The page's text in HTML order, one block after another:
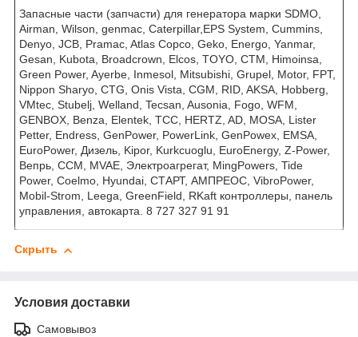
Запасные части (запчасти) для генератора марки SDMO,
Airman, Wilson, genmac, Caterpillar,EPS System, Cummins,
Denyo, JCB, Pramac, Atlas Copco, Geko, Energo, Yanmar,
Gesan, Kubota, Broadcrown, Elcos, TOYO, CTM, Himoinsa,
Green Power, Ayerbe, Inmesol, Mitsubishi, Grupel, Motor, FPT,
Nippon Sharyo, CTG, Onis Vista, CGM, RID, AKSA, Hobberg,
VMtec, Stubelj, Welland, Tecsan, Ausonia, Fogo, WFM,
GENBOX, Benza, Elentek, TCC, HERTZ, AD, MOSA, Lister
Petter, Endress, GenPower, PowerLink, GenPowex, EMSA,
EuroPower, Дизель, Kipor, Kurkcuoglu, EuroEnergy, Z-Power,
Вепрь, CCM, MVAE, Электроагрегат, MingPowers, Tide
Power, Coelmo, Hyundai, СТАРТ, АМПРЕОС, VibroPower,
Mobil-Strom, Leega, GreenField, RKaft контроллеры, панель
управления, автокарта. 8 727 327 91 91
Скрыть
Условия доставки
Самовывоз